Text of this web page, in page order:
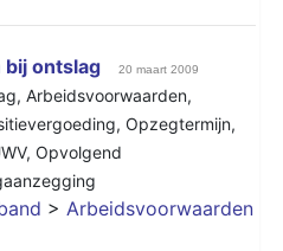
ontslag 20 maart 2009
, Arbeidsvoorwaarden,
, Opzegtermijn,
, Opvolgend
> Arbeidsvoorwaarden